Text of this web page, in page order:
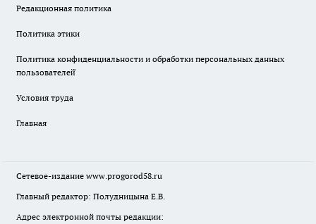
Редакционная политика
Политика этики
Политика конфиденциальности и обработки персональных данных
пользователей̆
Условия труда
Главная
Сетевое-издание www.progorod58.ru
Главный редактор: Полудницына Е.В.
Адрес электронной почты редакции: